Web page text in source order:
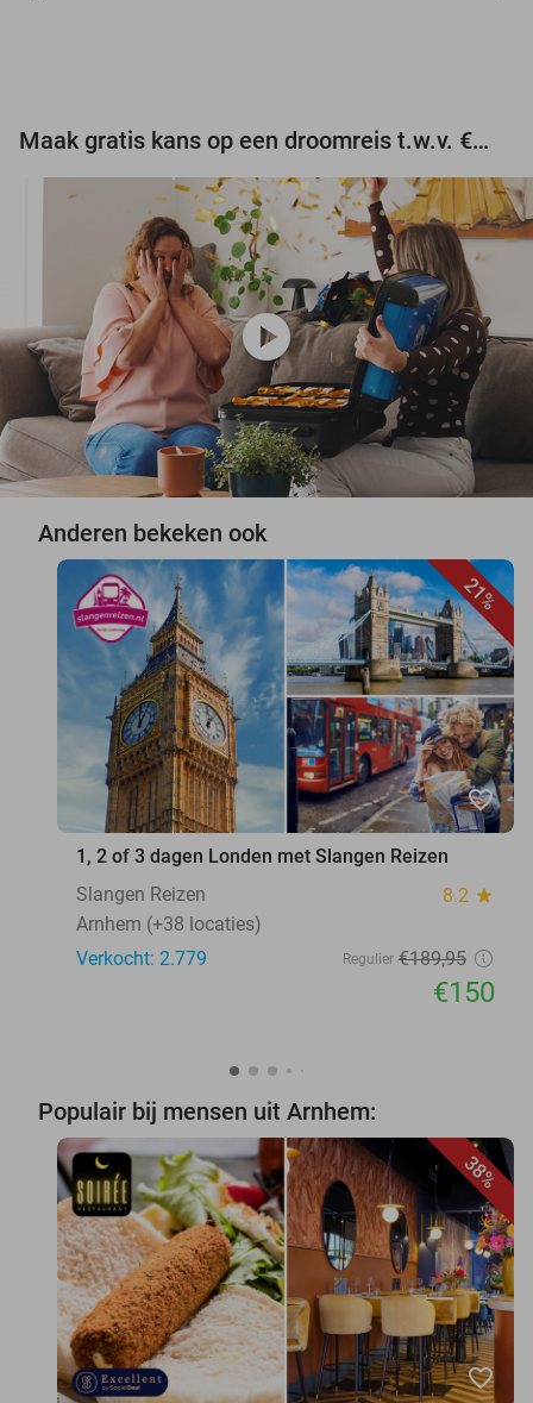
Maak gratis kans op een droomreis t.w.v. €3.000!
play_circle
Anderen bekeken ook
21%
favorite_border
1, 2 of 3 dagen Londen met Slangen Reizen
Slangen Reizen
8.2 star
Arnhem (+38 locaties)
Verkocht: 2.779
Regulier €189,95
€150
Populair bij mensen uit Arnhem:
38%
favorite_border